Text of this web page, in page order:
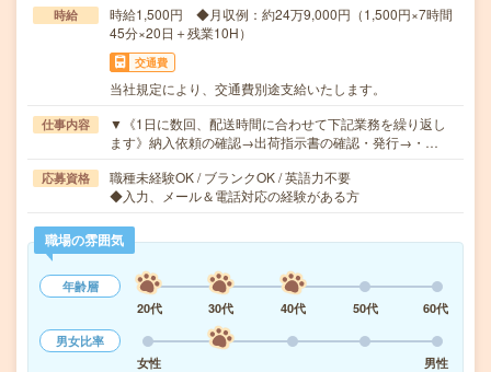
時給
時給1,500円 ◆月収例：約24万9,000円（1,500円×7時間
45分×20日＋残業10H）
交通費
当社規定により、交通費別途支給いたします。
仕事内容
▼《1日に数回、配送時間に合わせて下記業務を繰り返し
ます》納入依頼の確認→出荷指示書の確認・発行→・…
応募資格
職種未経験OK / ブランクOK / 英語力不要
◆入力、メール＆電話対応の経験がある方
職場の雰囲気
年齢層
20代
30代 40代 50代
60代
男女比率
女性
男性